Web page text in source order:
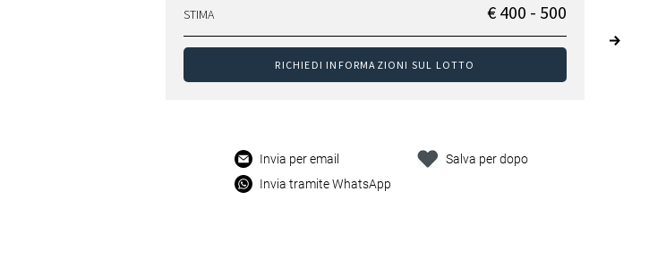
STIMA € 400 - 500
RICHIEDI INFORMAZIONI SUL LOTTO
Invia per email
Invia tramite WhatsApp
Salva per dopo